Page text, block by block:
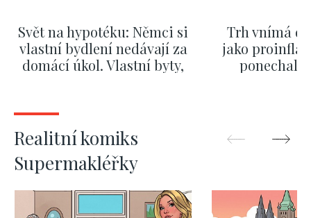
Svět na hypotéku: Němci si
vlastní bydlení nedávají za
domácí úkol. Vlastní byty,
Trh vnímá
jako
ponechali
Realitní komiks
Supermakléřky